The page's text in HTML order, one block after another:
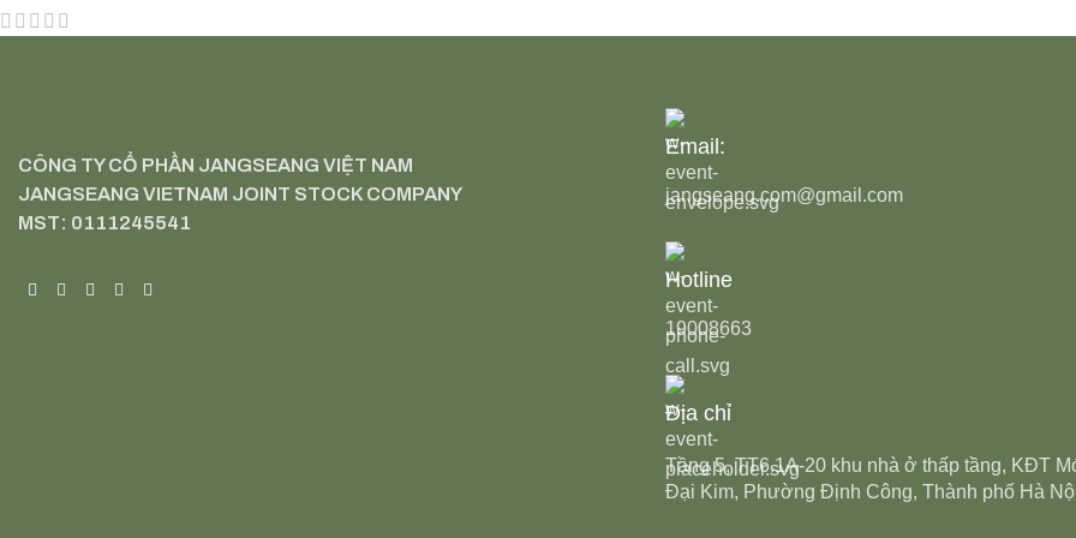
CÔNG TY CỔ PHẦN JANGSEANG VIỆT NAM
JANGSEANG VIETNAM JOINT STOCK COMPANY
MST: 0111245541
Email:
jangseang.com@gmail.com
Hotline
19008663
Địa chỉ
Tầng 5, TT6.1A-20 khu nhà ở thấp tầng, KĐT
Đại Kim, Phường Định Công, Thành phố Hà